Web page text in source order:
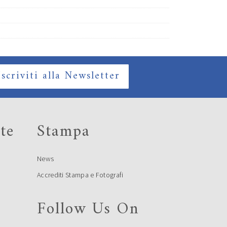
alla Newsletter
Stampa
News
Accrediti Stampa e Fotografi
Follow Us On